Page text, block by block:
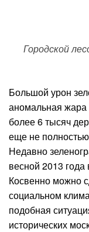
Городской
Большой урон
аномальная жара
более 6 тысяч
еще не
Недавно
весной 2013
Косвенно можно
социальном
подобная
исторических